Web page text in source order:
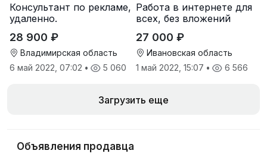
Консультант по рекламе,
удаленно.
28 900 ₽
Владимирская область
6 май 2022, 07:02 • 5 060
Работа в интернете для
всех, без вложений
27 000 ₽
Ивановская область
1 май 2022, 15:07 • 6 566
Загрузить еще
Объявления продавца